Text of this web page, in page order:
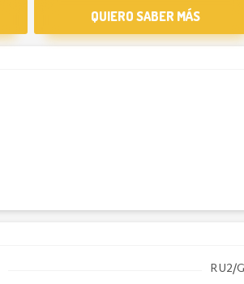
QUIERO SABER MÁS
RU2/G